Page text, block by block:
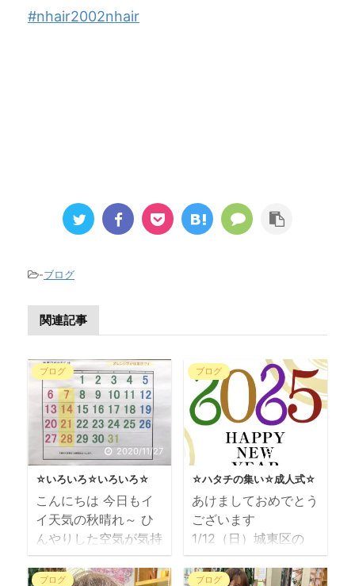
#nhair2002nhair
-ブログ
関連記事
ブログ
2020/11/27
☆いろいろ☆いろいろ☆
こんにちは 今日もイ
イ天気の秋晴れ～ ひ
んやりした空気が気持
ちの良い朝でしたね
眠いけど・・・ ご来
ブログ
☆ハタチの集い☆成人式☆
あけましておめでとう
ございます
1/12（日）城東区の
「ハタチの集い」
13（月）成人の日 当
ブログ ブログ